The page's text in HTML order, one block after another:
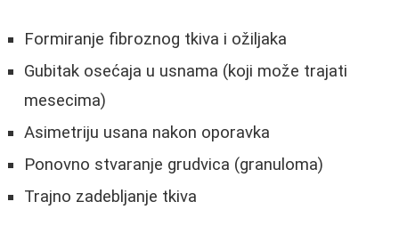
Formiranje fibroznog tkiva i ožiljaka
Gubitak osećaja u usnama (koji može trajati
mesecima)
Asimetriju usana nakon oporavka
Ponovno stvaranje grudvica (granuloma)
Trajno zadebljanje tkiva